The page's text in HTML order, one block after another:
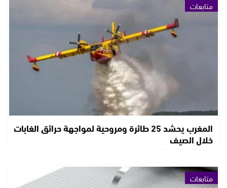
متابعات
المغرب يحشد 25 طائرة ومروحية لمواجهة حرائق الغابات
خلال الصيف
متابعات